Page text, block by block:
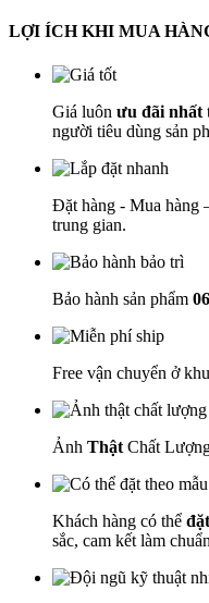
LỢI ÍCH KHI MUA
Giá luôn ưu đãi nhất
người tiêu dùng sản
Đặt hàng - Mua hàng
trung gian.
Bảo hành sản phẩm
Free vận chuyển ở
Ảnh Thật Chất
Khách hàng có thể
sắc, cam kết làm